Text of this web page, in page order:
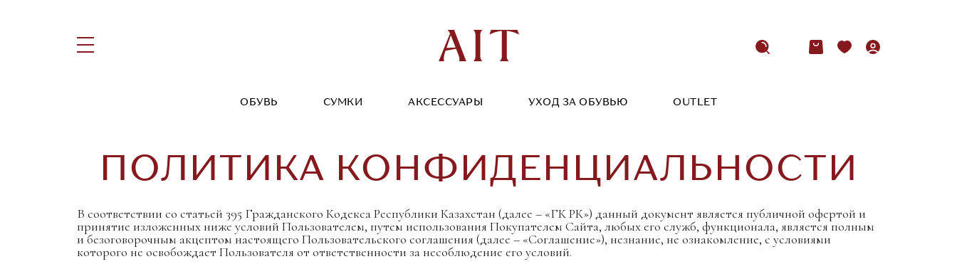
ОБУВЬ СУМКИ АКСЕССУАРЫ УХОД ЗА ОБУВЬЮ OUTLET
ПОЛИТИКА КОНФИДЕНЦИАЛЬНОСТИ
В соответствии со статьей 395 Гражданского Кодекса Республики Казахстан (далее – «ГК РК») данный документ является публичной офертой и
принятие изложенных ниже условий Пользователем, путем использования Покупателем Сайта, любых его служб, функционала, является полным
и безоговорочным акцептом настоящего Пользовательского соглашения (далее – «Соглашение»), незнание, не ознакомление, с условиями
которого не освобождает Пользователя от ответственности за несоблюдение его условий.